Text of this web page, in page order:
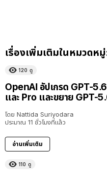
เรื่องเพิ่มเติมในหมวดห
120 ดู
OpenAI อัปเกรด GPT-
และ Pro และขยาย GPT-
โดย Nattida Suriyodara
ประมาณ 11 ชั่วโมงที่แล้ว
อ่านเพิ่มเติม
110 ดู